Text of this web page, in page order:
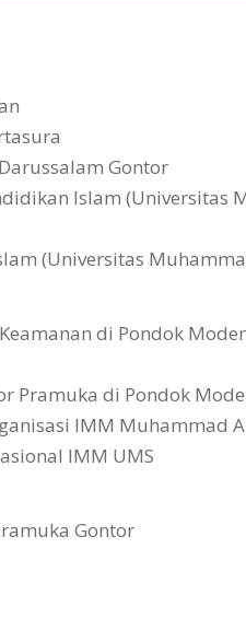
Gontor
Islam (Universitas
(Universitas
di Pondok
Pramuka di Pondok
IMM Muhammad
IMM UMS
Gontor